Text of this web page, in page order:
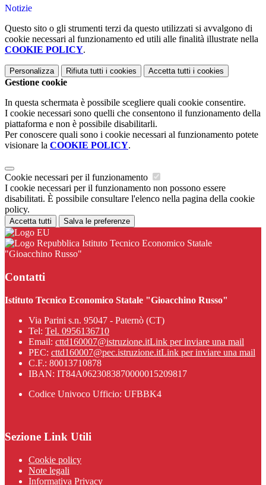
Notizie
Questo sito o gli strumenti terzi da questo utilizzati si avvalgono di
cookie necessari al funzionamento ed utili alle finalità illustrate nella
COOKIE POLICY.
Personalizza Rifiuta tutti i cookies Accetta tutti i cookies
Gestione cookie
In questa schermata è possibile scegliere quali cookie consentire.
I cookie necessari sono quelli che consentono il funzionamento della
piattaforma e non è possibile disabilitarli.
Per conoscere quali sono i cookie necessari al funzionamento potete
visionare la COOKIE POLICY.
Cookie necessari per il funzionamento
I cookie necessari per il funzionamento non possono essere
disabilitati. È possibile consultare l'elenco nella pagina della cookie
policy.
Accetta tutti Salva le preferenze
Istituto Tecnico Economico Statale
"Gioacchino Russo"
Contatti
Istituto Tecnico Economico Statale "Gioacchino Russo"
Via Parini s.n. 95047 - Paternò (CT)
Tel: Tel. 0956136710
Email: cttd160007@istruzione.itLink per inviare una mail
PEC: cttd160007@pec.istruzione.itLink per inviare una mail
C.F.: 80013710878
IBAN: IT84A0623083870000015209817
Codice Univoco Ufficio: UFBBK4
Sezione Link Utili
Cookie policy
Note legali
Informativa Privacy